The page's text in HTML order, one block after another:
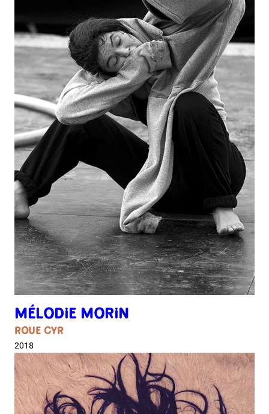
MÉLODIE MORIN
ROUE CYR
2018